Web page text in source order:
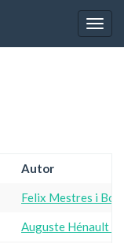
Autor
Felix Mestres i
Auguste Hénault i